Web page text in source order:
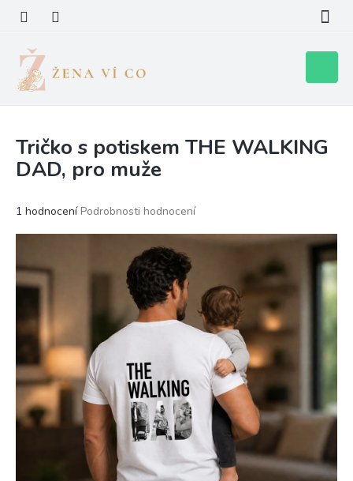
obsah
košík
Tričko s potiskem THE WALKING
DAD, pro muže
Průměrné
5,0
z
hvězdiček.
1 hodnocení Podrobnosti hodnocení